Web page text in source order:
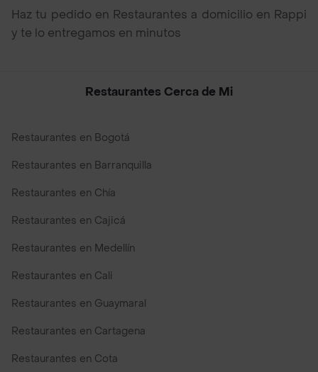
Haz tu pedido en Restaurantes a domicilio en Rappi
y te lo entregamos en minutos
Restaurantes Cerca de Mi
Restaurantes en Bogotá
Restaurantes en Barranquilla
Restaurantes en Chía
Restaurantes en Cajicá
Restaurantes en Medellín
Restaurantes en Cali
Restaurantes en Guaymaral
Restaurantes en Cartagena
Restaurantes en Cota